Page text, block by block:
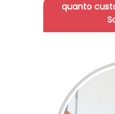
quanto